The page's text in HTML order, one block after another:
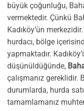
büyük çoğunluğu,
vermektedir. Çünkü
Kadıköy’ün
hurdacı, bölge
yapmaktadır.
düşünüldüğünde,
çalışmanız gereklidir.
durumlarda, hurda
tamamlamanız